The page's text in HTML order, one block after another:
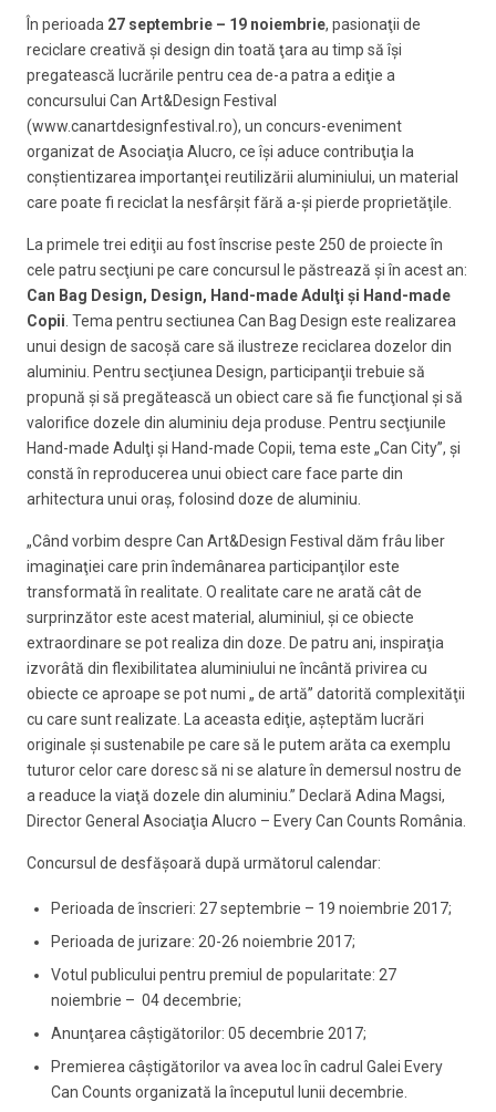
În perioada 27 septembrie – 19 noiembrie, pasionaţii de
reciclare creativă şi design din toată ţara au timp să îşi
pregatească lucrările pentru cea de-a patra a ediţie a
concursului Can Art&Design Festival
(www.canartdesignfestival.ro), un concurs-eveniment
organizat de Asociaţia Alucro, ce îşi aduce contribuţia la
conştientizarea importanţei reutilizării aluminiului, un material
care poate fi reciclat la nesfârşit fără a-şi pierde proprietăţile.
La primele trei ediţii au fost înscrise peste 250 de proiecte în
cele patru secţiuni pe care concursul le păstrează şi în acest an:
Can Bag Design, Design, Hand-made Adulţi şi Hand-made
Copii . Tema pentru sectiunea Can Bag Design este realizarea
unui design de sacoşă care să ilustreze reciclarea dozelor din
aluminiu. Pentru secţiunea Design, participanţii trebuie să
propună şi să pregătească un obiect care să fie funcţional şi să
valorifice dozele din aluminiu deja produse. Pentru secţiunile
Hand-made Adulţi şi Hand-made Copii, tema este „Can City”, şi
constă în reproducerea unui obiect care face parte din
arhitectura unui oraş, folosind doze de aluminiu.
„Când vorbim despre Can Art&Design Festival dăm frâu liber
imaginaţiei care prin îndemânarea participanţilor este
transformată în realitate. O realitate care ne arată cât de
surprinzător este acest material, aluminiul, şi ce obiecte
extraordinare se pot realiza din doze. De patru ani, inspiraţia
izvorâtă din flexibilitatea aluminiului ne încântă privirea cu
obiecte ce aproape se pot numi „ de artă’’ datorită complexităţii
cu care sunt realizate. La aceasta ediţie, aşteptăm lucrări
originale şi sustenabile pe care să le putem arăta ca exemplu
tuturor celor care doresc să ni se alature în demersul nostru de
a readuce la viaţă dozele din aluminiu.” Declară Adina Magsi,
Director General Asociaţia Alucro – Every Can Counts România.
Concursul de desfăşoară după următorul calendar:
Perioada de înscrieri: 27 septembrie – 19 noiembrie 2017;
Perioada de jurizare: 20-26 noiembrie 2017;
Votul publicului pentru premiul de popularitate: 27
noiembrie – 04 decembrie;
Anunţarea câştigătorilor: 05 decembrie 2017;
Premierea câştigătorilor va avea loc în cadrul Galei Every
Can Counts organizată la începutul lunii decembrie.